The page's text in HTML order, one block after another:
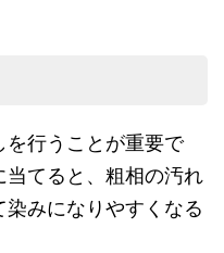
を行うことが重要で
てると、粗相の汚れ
みになりやすくなる